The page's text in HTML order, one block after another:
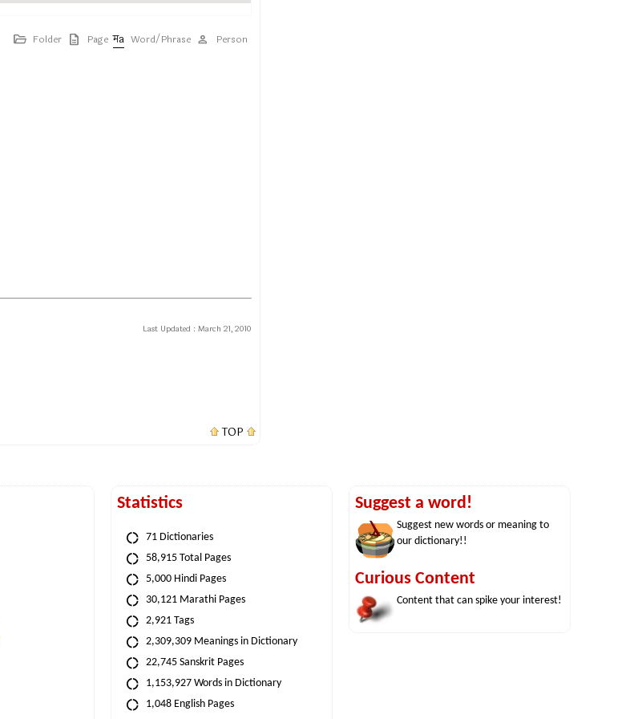
Folder Page Word/Phrase Person
Last Updated : March 21, 2010
TOP
Statistics
71 Dictionaries
58,915 Total Pages
5,000 Hindi Pages
30,121 Marathi Pages
2,921 Tags
2,309,309 Meanings in Dictionary
22,745 Sanskrit Pages
1,153,927 Words in Dictionary
1,048 English Pages
Suggest a word!
Suggest new words or meaning to
our dictionary!!
Curious Content
Content that can spike your interest!